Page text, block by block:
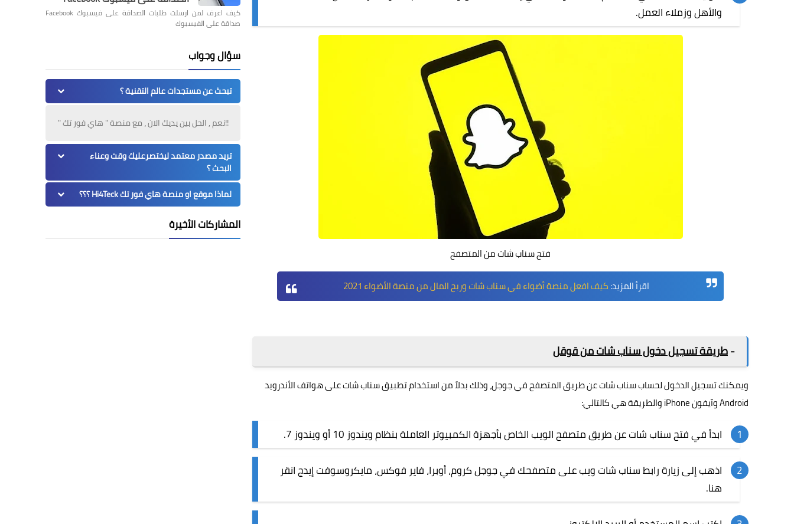
والأهل وزملاء العمل.
فتح سناب شات من المتصفح
اقرأ المزيد:كيف افعل منصة أضواء في سناب شات وربح المال من منصة الأضواء 2021
-طريقة تسجيل دخول سناب شات من قوقل
ويمكنك تسجيل الدخول لحساب سناب شات عن طريق المتصفح في جوجل، وذلك بدلاً من استخدام تطبيق سناب شات علىهواتفالأندرويد
Android وآيفون iPhone والطريقة هي كالتالي:
ابدأ في فتح سناب شات عن طريق متصفح الويب الخاص بأجهزة الكمبيوتر العاملة بنظام ويندوز 10 أو ويندوز 7.
اذهب إلى زيارة رابط سناب شات ويب على متصفحك في جوجل كروم، أوبرا، فاير فوكس، مايكروسوفت إيدجانقر
هنا.
كيف اعرف لمن ارسلت طلبات الصداقة على فيسبوك Facebook
صداقة على الفيسبوك
سؤال وجواب
تبحث عن مستجدات عالم التقنية ؟
!!نعم , الحل بين يديك الان ، مع منصة " هاي فور تك "
تريد مصدر معتمد ليختصرعليك وقت وعناء
البحث ؟
لماذا موقع او منصة هاي فور تك Hi4Teck ؟؟؟
المشاركات الأخيرة